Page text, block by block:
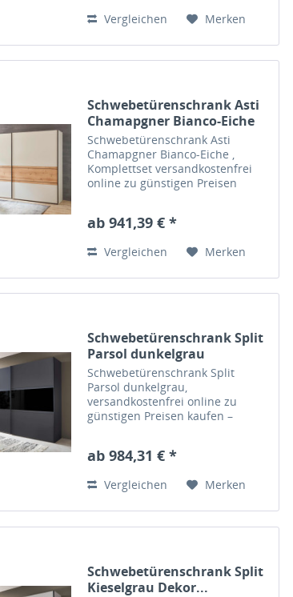
Vergleichen Merken
Schwebetürenschrank Asti
Chamapgner Bianco-Eiche
Schwebetürenschrank Asti
Chamapgner Bianco-Eiche ,
Komplettset versandkostenfrei
online zu günstigen Preisen
ab 941,39 € *
Vergleichen Merken
Schwebetürenschrank Split
Parsol dunkelgrau
Schwebetürenschrank Split
Parsol dunkelgrau,
versandkostenfrei online zu
günstigen Preisen kaufen –
ab 984,31 € *
Vergleichen Merken
Schwebetürenschrank Split
Kieselgrau Dekor...